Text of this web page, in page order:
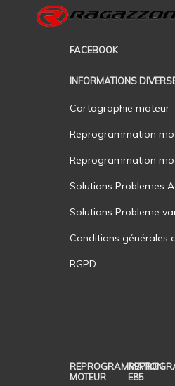
FACEBOOK
INFORMATIONS
Cartographie moteur
Reprogrammation
Reprogrammation
Solutions Problemes
Solutions Probleme
Conditions générales
RGPD
REPROGRAMMATION
MOTEUR
E85